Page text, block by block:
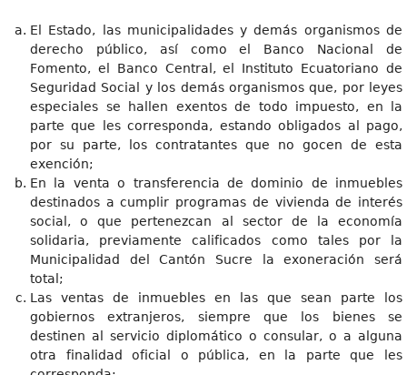
El Estado, las municipalidades y demás organismos de
derecho público, así como el Banco Nacional de
Fomento, el Banco Central, el Instituto Ecuatoriano de
Seguridad Social y los demás organismos que, por leyes
especiales se hallen exentos de todo impuesto, en la
parte que les corresponda, estando obligados al pago,
por su parte, los contratantes que no gocen de esta
exención;
En la venta o transferencia de dominio de inmuebles
destinados a cumplir programas de vivienda de interés
social, o que pertenezcan al sector de la economía
solidaria, previamente calificados como tales por la
Municipalidad del Cantón Sucre la exoneración será
total;
Las ventas de inmuebles en las que sean parte los
gobiernos extranjeros, siempre que los bienes se
destinen al servicio diplomático o consular, o a alguna
otra finalidad oficial o pública, en la parte que les